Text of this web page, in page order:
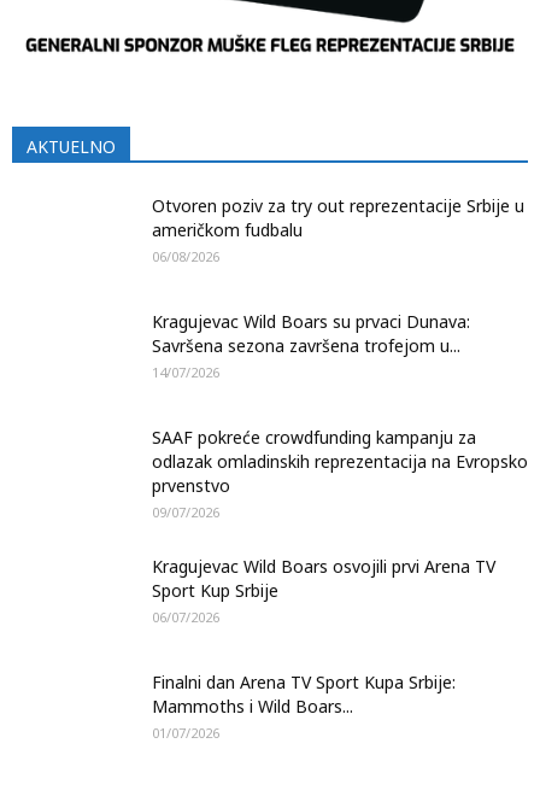
AKTUELNO
Otvoren poziv za try out reprezentacije Srbije u
američkom fudbalu
06/08/2026
Kragujevac Wild Boars su prvaci Dunava:
Savršena sezona završena trofejom u...
14/07/2026
SAAF pokreće crowdfunding kampanju za
odlazak omladinskih reprezentacija na Evropsko
prvenstvo
09/07/2026
Kragujevac Wild Boars osvojili prvi Arena TV
Sport Kup Srbije
06/07/2026
Finalni dan Arena TV Sport Kupa Srbije:
Mammoths i Wild Boars...
01/07/2026